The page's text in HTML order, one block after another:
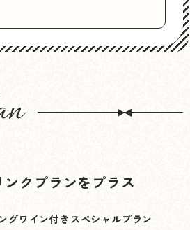
ンクプランをプラス
グワイン付きスペシャルプラン